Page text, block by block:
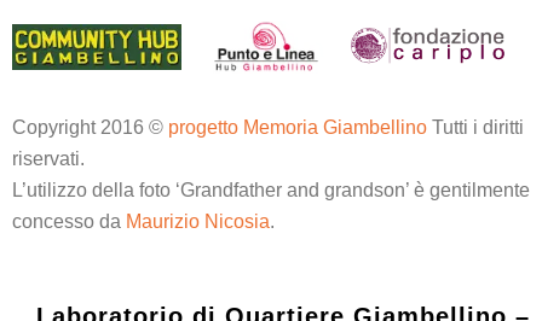
Copyright 2016 © progetto Memoria Giambellino Tutti i diritti
riservati.
L’utilizzo della foto ‘Grandfather and grandson’ è gentilmente
concesso da Maurizio Nicosia.